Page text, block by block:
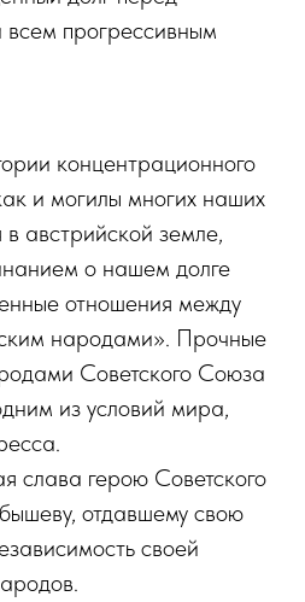
прогрессивным
концентрационного
и могилы многих наших
австрийской земле,
о нашем долге
отношения между
народами». Прочные
Советского Союза
из условий мира,
слава герою Советского
отдавшему свою
своей